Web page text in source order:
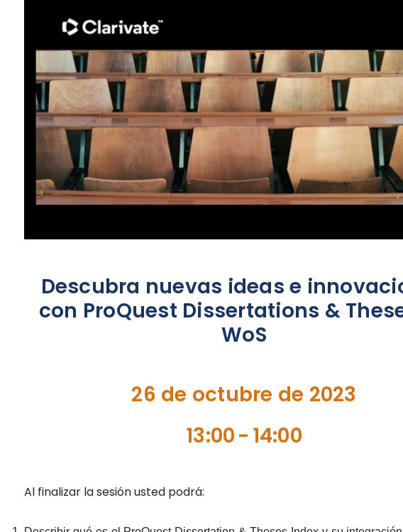
Descubra nuevas ideas e
con ProQuest Dissertations &
WoS
26 de octubre de 2023
13:00- 14:00
Al finalizar la sesión usted podrá: